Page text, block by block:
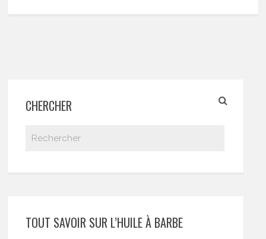
CHERCHER
TOUT SAVOIR SUR L’HUILE À BARBE